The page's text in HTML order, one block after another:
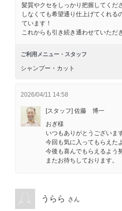
髪質やクセをしっかり把握してくだ
しなくても希望通り仕上げてくれる
ています！
これからも引き続き通わせていただ
ご利用メニュー・スタッフ
シャンプー・カット
2026/04/11 14:58
[スタッフ] 佐藤 博一
おぎ様
いつもありがとうございます
今回も気に入ってもらえた
今後も喜んでもらえるよう
またお待ちしております。
うらら さん